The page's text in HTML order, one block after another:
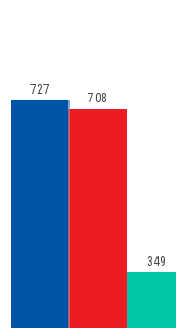
727
708
349